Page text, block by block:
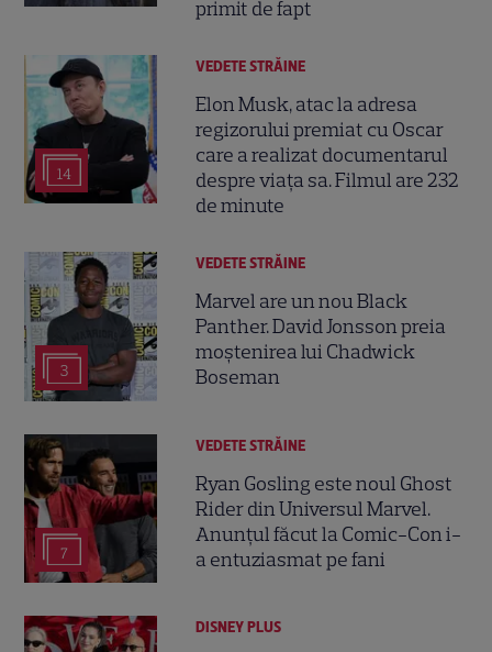
primit de fapt
14
VEDETE STRĂINE
Elon Musk, atac la adresa
regizorului premiat cu Oscar
care a realizat documentarul
despre viața sa. Filmul are 232
de minute
3
VEDETE STRĂINE
Marvel are un nou Black
Panther. David Jonsson preia
moștenirea lui Chadwick
Boseman
7
VEDETE STRĂINE
Ryan Gosling este noul Ghost
Rider din Universul Marvel.
Anunțul făcut la Comic-Con i-
a entuziasmat pe fani
DISNEY PLUS